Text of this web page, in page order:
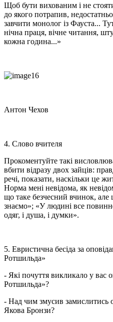
Щоб бути вихованим і не
до якого потрапив,
завчити монолог із Фауста...
нічна праця, вічне читання,
кожна година...»
Антон Чехов
4. Слово вчителя
Прокоментуйте такі
вбити відразу двох зайців:
речі, показати, наскільки це
Норма мені невідома, як
що таке безчесний вчинок,
знаємо»; «У людині все
одяг, і душа, і думки».
5. Евристична бесіда за
Ротшильда»
- Які почуття викликало у вас
Ротшильда»?
- Над чим змусив замислитись
Якова Бронзи?